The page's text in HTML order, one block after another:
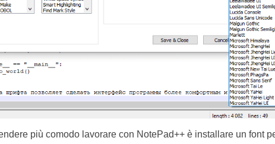
più comodo lavorare con NotePad++ è installare un font